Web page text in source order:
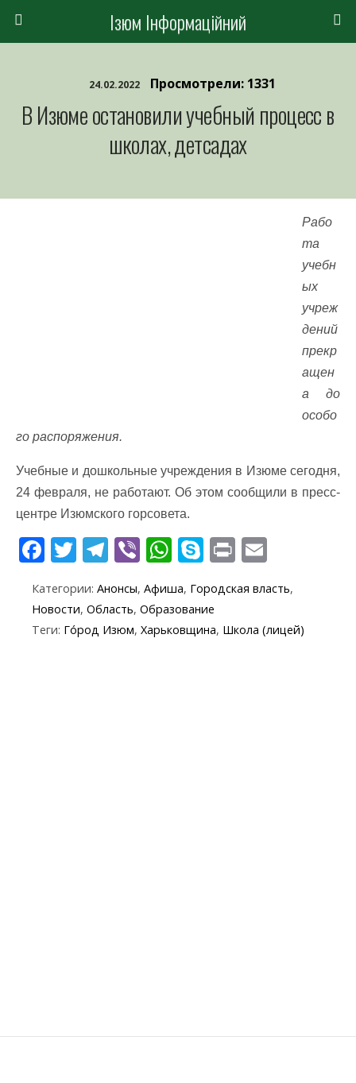
Ізюм Інформаційний
24.02.2022 Просмотрели: 1331
В Изюме остановили учебный процесс в
школах, детсадах
Рабо
та
учебн
ых
учреж
дений
прекр
ащен
а до
особо
го распоряжения.
Учебные и дошкольные учреждения в Изюме сегодня,
24 февраля, не работают. Об этом сообщили в пресс-
центре Изюмского горсовета.
F
e
b
T
itt
er
T
e
gr
Vi
b
er
W
at
s
S
y
p
Pr
t ai
l
Категории: Анонсы, Афиша, Городская власть,
Новости, Область, Образование
Теги: Го́род Изюм, Харьковщина, Школа (лицей)